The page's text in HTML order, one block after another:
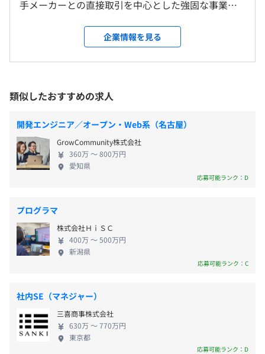
面談内でお伝えする勤務地
会社の定める場所（基本的に転勤なし）
従業員に対する受動喫煙対策：あり
・520万円／リーダー（月給33万＋賞与＋諸手当）
は年収提示額を保証するものではありません）
・勤務形態：固定時間制
・実働時間：1日あたり8時間
平均残業時間：平均16時間/月
手メーカーとの直接取引を中心とした強固な事業基
域 現在、以下の3事業部体制でプロジェクトを展開し
の設計・開発・運用、および宇宙防衛システムの支
ステム、大規模ストレージ、社会インフラ等、高い
信頼性が要求される大規模開発。 新規ビジネス開発
事業部 既存の知見を活かした新領域への企画・提
案およびシステム実装。 2. エンジニアにとっての業
務環境 当社の最大の特徴は、流行に左右されない
「ドメイン知識」を深く追求できる環境にあります。
直取引による安定した商流 官公庁や大手メーカー
ジェクトに関わることが可能です。 長期プロジェク
トによる技術蓄積 宇宙や社会インフラなど、5年・
10年単位の長期プロジェクトが中心です。 プロジ
ェクトの「生き字引」として重宝される、代替不可
能な専門スキルを磨くことができます。 多様なキャ
籍。 新卒や異業種からの転職者を含め、長期的な
視点でエンジニアを育成する文化が定着しています。
3. 市場動向と将来性 当社が主軸とする宇宙および半
導体製造装置業界は、現在成長基調にあります。 数
十年にわたる信頼関係に基づき、多くの引き合いを
企業情報を見る
類似したおすすめの求人
開発エンジニア／オープン・Web系（名古屋）
GrowCommunity株式会社
360万 〜 800万円
愛知県
応募可能ランク：D
プログラマ
株式会社ＨｉＳＣ
400万 〜 500万円
新潟県
応募可能ランク：C
社内SE（マネジャー）
三喜商事株式会社
630万 〜 770万円
東京都
応募可能ランク：D